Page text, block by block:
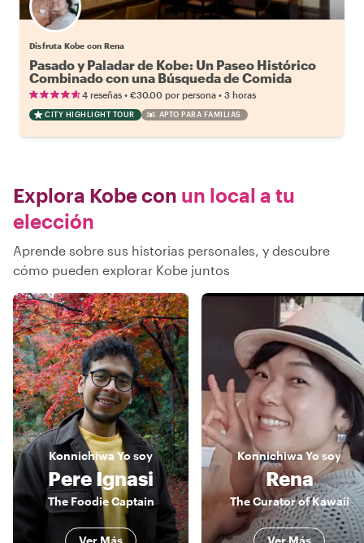
Disfruta Kobe con Rena
Pasado y Paladar de Kobe: Un Paseo Histórico
Combinado con una Búsqueda de Comida
Fresca
4 reseñas • €30.00 por persona • 3 horas
CITY HIGHLIGHT TOUR APTO PARA FAMILIAS
Explora Kobe con un local a tu
elección
Aprende sobre sus historias personales, y descubre
cómo pueden explorar Kobe juntos
KonnichiwaYo soy
Pere Ignasi
The Foodie Captain
Ver Más
Konnichiwa Yo soy
Rena
The Curator of Kawaii
Ver Más